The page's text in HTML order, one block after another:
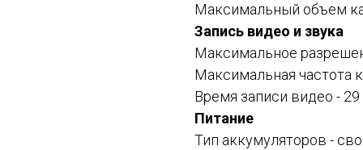
Максимальный объем
Запись видео и звука
Максимальное
Максимальная частота
Время записи видео -
Питание
Тип аккумуляторов -